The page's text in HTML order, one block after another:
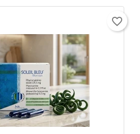
favorite_border